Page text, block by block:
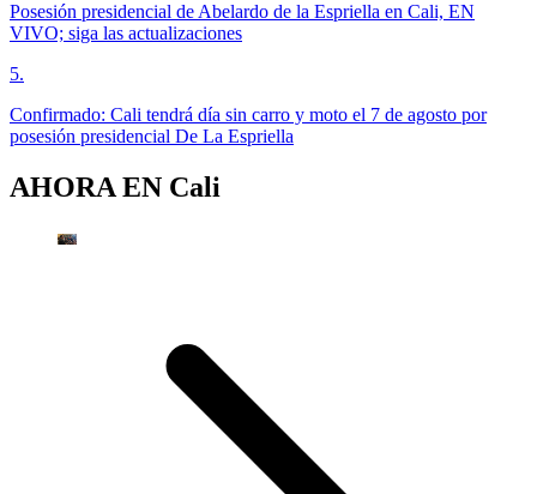
Posesión presidencial de Abelardo de la Espriella en Cali, EN
VIVO; siga las actualizaciones
5.
Confirmado: Cali tendrá día sin carro y moto el 7 de agosto por
posesión presidencial De La Espriella
AHORA EN Cali